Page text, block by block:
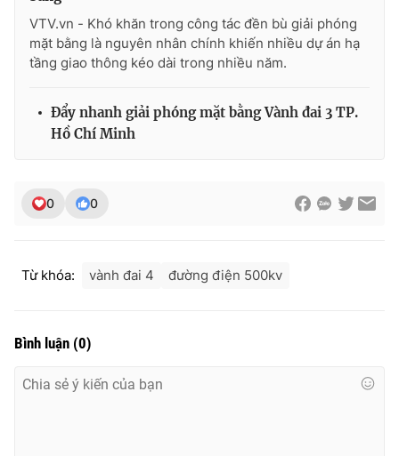
VTV.vn - Khó khăn trong công tác đền bù giải phóng
mặt bằng là nguyên nhân chính khiến nhiều dự án hạ
tầng giao thông kéo dài trong nhiều năm.
Đẩy nhanh giải phóng mặt bằng Vành đai 3 TP.
Hồ Chí Minh
0 0
Từ khóa: vành đai 4 đường điện 500kv
Bình luận (0)